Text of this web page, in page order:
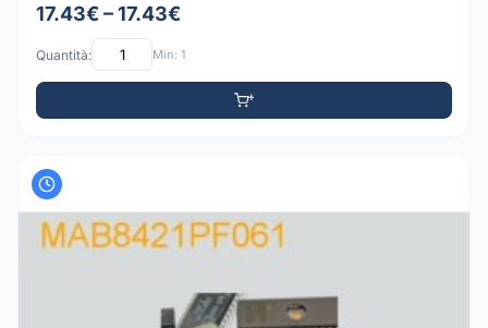
17.43€ – 17.43€
Quantità: Min: 1